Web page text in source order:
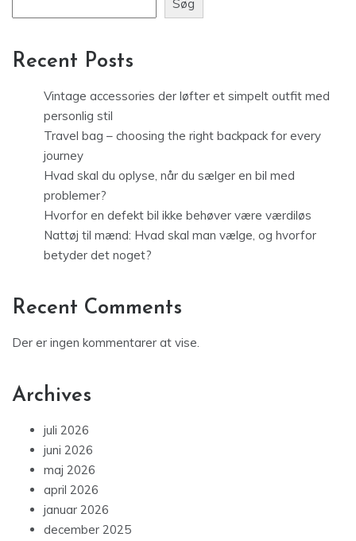
Søg
Recent Posts
Vintage accessories der løfter et simpelt outfit med
personlig stil
Travel bag – choosing the right backpack for every
journey
Hvad skal du oplyse, når du sælger en bil med
problemer?
Hvorfor en defekt bil ikke behøver være værdiløs
Nattøj til mænd: Hvad skal man vælge, og hvorfor
betyder det noget?
Recent Comments
Der er ingen kommentarer at vise.
Archives
juli 2026
juni 2026
maj 2026
april 2026
januar 2026
december 2025